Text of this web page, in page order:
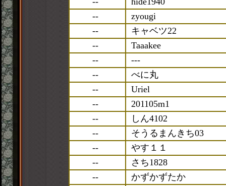
--
zyougi
--
キャベツ22
--
Taaakee
--
---
--
べに丸
--
Uriel
--
201105m1
--
しん4102
--
そうるまんきち03
--
やす１１
--
さち1828
--
かずかずたか